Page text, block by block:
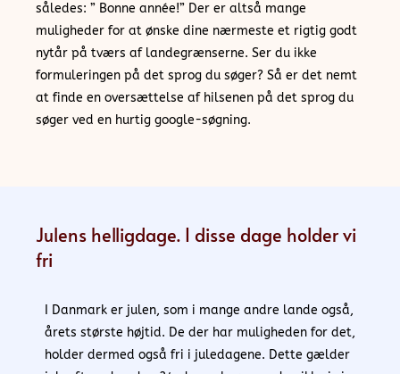
således: ” Bonne année!” Der er altså mange
muligheder for at ønske dine nærmeste et rigtig godt
nytår på tværs af landegrænserne. Ser du ikke
formuleringen på det sprog du søger? Så er det nemt
at finde en oversættelse af hilsenen på det sprog du
søger ved en hurtig google-søgning.
Julens helligdage. I disse dage holder vi
fri
I Danmark er julen, som i mange andre lande også,
årets største højtid. De der har muligheden for det,
holder dermed også fri i juledagene. Dette gælder